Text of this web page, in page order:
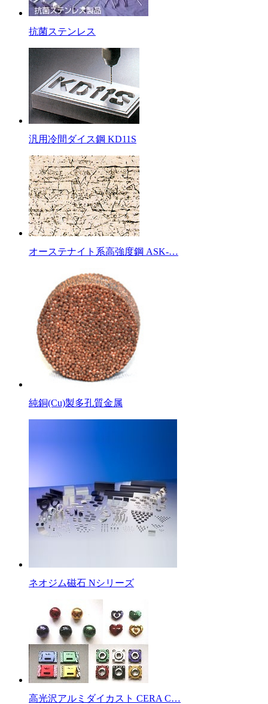
抗菌ステンレス
汎用冷間ダイス鋼 KD11S
オーステナイト系高強度鋼 ASK-…
純銅(Cu)製多孔質金属
ネオジム磁石 Nシリーズ
高光沢アルミダイカスト CERA C…